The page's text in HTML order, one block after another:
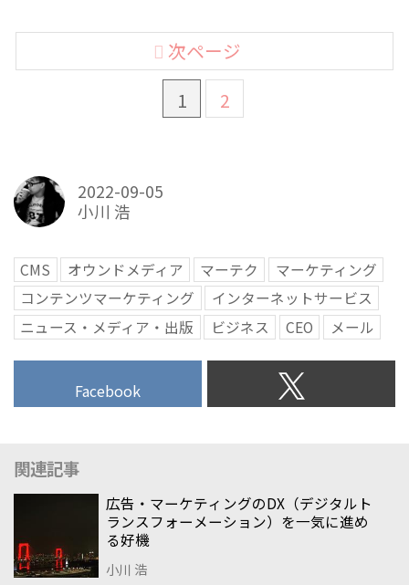
1 2
次ページ
2022-09-05
小川 浩
CMS オウンドメディア マーテク
マーケティング
コンテンツマーケティング
インターネットサービス
ニュース・メディア・出版
ビジネス CEO メール
Facebook
関連記事
広告・マーケティングのDX（デジタルト
ランスフォーメーション）を一気に進め
る好機
小川 浩